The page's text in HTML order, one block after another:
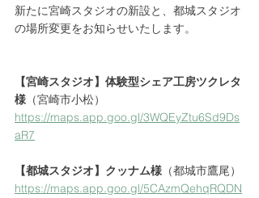
新たに宮崎スタジオの新設と、都城スタジオ
の場所変更をお知らせいたします。
【宮崎スタジオ】体験型シェア工房ツクレタ
様 （宮崎市小松）
https://maps.app.goo.gl/3WQEyZtu6Sd9Ds
aR7
【都城スタジオ】クッナム様 （都城市鷹尾）
https://maps.app.goo.gl/5CAzmQehqRQDN